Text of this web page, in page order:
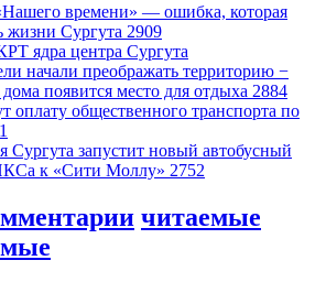
времени» — ошибка, которая
жизни Сургута 2909
ядра центра Сургута
начали преображать территорию −
дома появится место для отдыха 2884
оплату общественного транспорта по
Сургута запустит новый автобусный
к «Сити Моллу» 2752
читаемые